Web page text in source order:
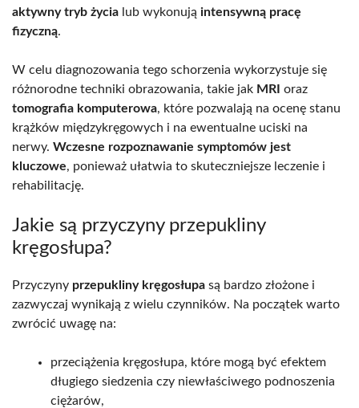
aktywny tryb życia lub wykonują intensywną pracę
fizyczną.
W celu diagnozowania tego schorzenia wykorzystuje się
różnorodne techniki obrazowania, takie jak MRI oraz
tomografia komputerowa, które pozwalają na ocenę stanu
krążków międzykręgowych i na ewentualne uciski na
nerwy. Wczesne rozpoznawanie symptomów jest
kluczowe, ponieważ ułatwia to skuteczniejsze leczenie i
rehabilitację.
Jakie są przyczyny przepukliny
kręgosłupa?
Przyczyny przepukliny kręgosłupa są bardzo złożone i
zazwyczaj wynikają z wielu czynników. Na początek warto
zwrócić uwagę na:
przeciążenia kręgosłupa, które mogą być efektem
długiego siedzenia czy niewłaściwego podnoszenia
ciężarów,